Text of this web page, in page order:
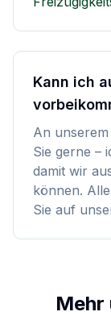
Kann ich
An
Sie gerne –
damit wir
können. Alle
Sie auf
Mehr